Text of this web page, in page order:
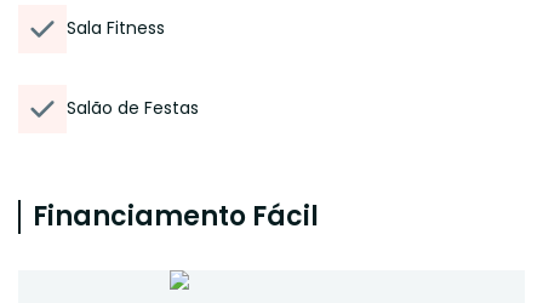
Sala Fitness
Salão de Festas
Financiamento Fácil